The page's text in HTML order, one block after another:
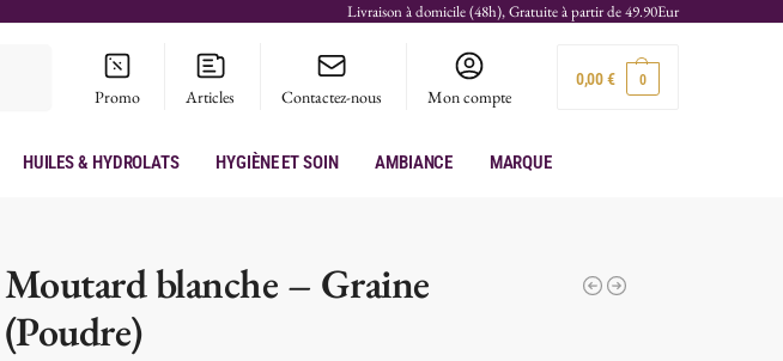
Livraison à domicile (48h), Gratuite à partir de 49.90Eur
Promo Articles Contactez-nous Mon compte
0,00€ 0
Huiles & hydrolats Hygiène et soin Ambiance Marque
Moutard blanche – Graine
(Poudre)